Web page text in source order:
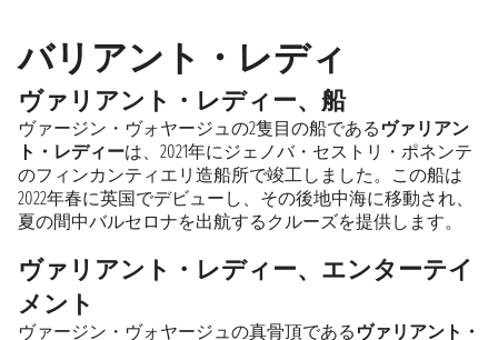
バリアント・レディ
ヴァリアント・レディー、船
ヴァージン・ヴォヤージュの2隻目の船である ヴァリアン
ト・レディーは、2021年にジェノバ・セストリ・ポネンテ
のフィンカンティエリ造船所で竣工しました。この船は
2022年春に英国でデビューし、その後地中海に移動され、
夏の間中バルセロナを出航するクルーズを提供します。
ヴァリアント・レディー、エンターテイ
メント
ヴァージン・ヴォヤージュの真骨頂である ヴァリアント・